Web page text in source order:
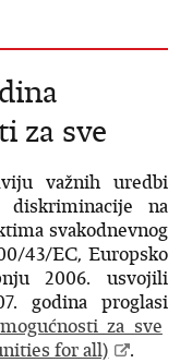
za sve
važnih uredbi
diskriminacije na
svakodnevnog
43/EC, Europsko
2006. usvojili
godina proglasi
za sve
for all)
.